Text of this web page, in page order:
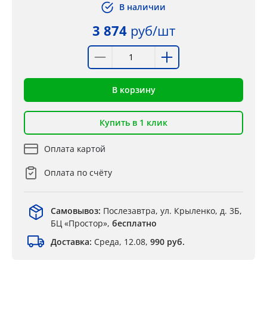
В наличии
3 874руб/шт
В корзину
Купить в 1 клик
Оплата картой
Оплата по счёту
Самовывоз: Послезавтра, ул. Крыленко, д. 3Б,
БЦ «Простор», бесплатно
Доставка: Среда, 12.08, 990 руб.